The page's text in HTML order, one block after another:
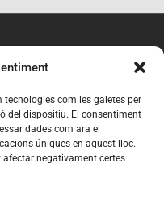
tecnologies com les galetes per
del dispositiu. El consentiment
dades com ara el
úniques en aquest lloc.
negativament certes